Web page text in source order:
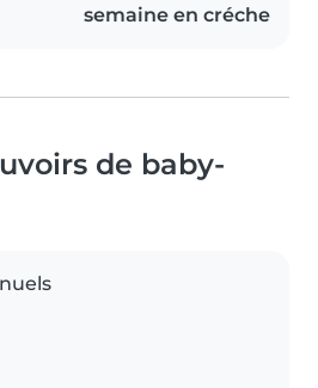
semaine en créche
de baby-